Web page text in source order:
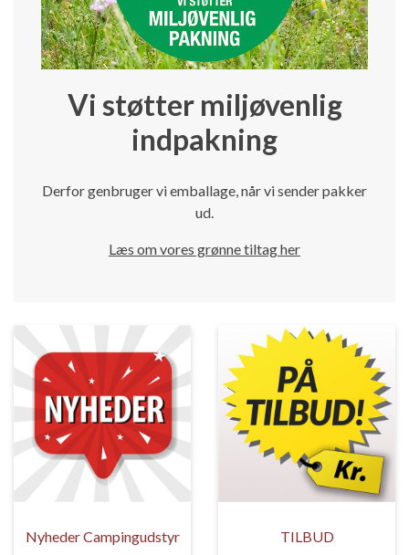
Vi støtter miljøvenlig
indpakning
Derfor genbruger vi emballage, når vi sender pakker
ud.
Læs om vores grønne tiltag her
Nyheder Campingudstyr TILBUD